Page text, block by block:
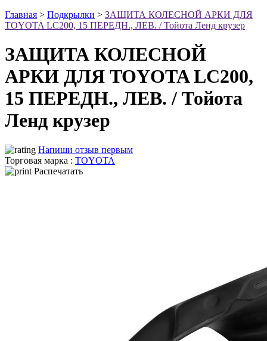
Главная > Подкрылки > ЗАЩИТА КОЛЕСНОЙ АРКИ ДЛЯ
TOYOTA LC200, 15 ПЕРЕДН., ЛЕВ. / Тойота Ленд крузер
ЗАЩИТА КОЛЕСНОЙ
АРКИ ДЛЯ TOYOTA LC200,
15 ПЕРЕДН., ЛЕВ. / Тойота
Ленд крузер
Напиши отзыв первым
Торговая марка : TOYOTA
Распечатать